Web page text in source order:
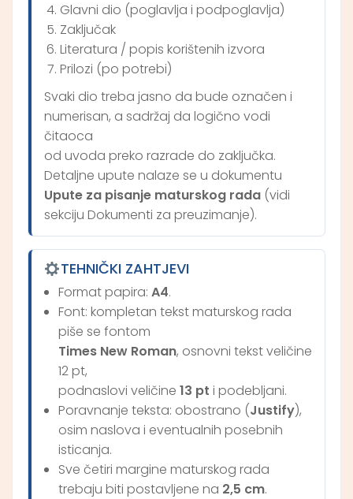
Glavni dio (poglavlja i podpoglavlja)
Zaključak
Literatura / popis korištenih izvora
Prilozi (po potrebi)
Svaki dio treba jasno da bude označen i
numerisan, a sadržaj da logično vodi
čitaoca
od uvoda preko razrade do zaključka.
Detaljne upute nalaze se u dokumentu
Upute za pisanje maturskog rada (vidi
sekciju Dokumenti za preuzimanje).
TEHNIČKI ZAHTJEVI
Format papira: A4.
Font: kompletan tekst maturskog rada
piše se fontom
Times New Roman, osnovni tekst veličine
12 pt,
podnaslovi veličine 13 pt i podebljani.
Poravnanje teksta: obostrano (Justify),
osim naslova i eventualnih posebnih
isticanja.
Sve četiri margine maturskog rada
trebaju biti postavljene na 2,5 cm.